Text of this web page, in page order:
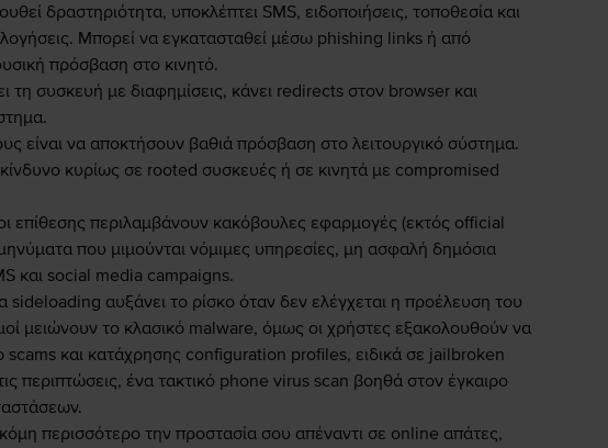
δραστηριότητα, υποκλέπτει SMS, ειδοποιήσεις, τοποθεσία και
Μπορεί να εγκατασταθεί μέσω phishing links ή από
πρόσβαση στο κινητό.
τη συσκευή με διαφημίσεις, κάνει redirects στον browser και
είναι να αποκτήσουν βαθιά πρόσβαση στο λειτουργικό σύστημα.
κυρίως σε rooted συσκευές ή σε κινητά με compromised
επίθεσης περιλαμβάνουν κακόβουλες εφαρμογές (εκτός official
που μιμούνται νόμιμες υπηρεσίες, μη ασφαλή δημόσια
και social media campaigns.
αυξάνει το ρίσκο όταν δεν ελέγχεται η προέλευση του
μειώνουν το κλασικό malware, όμως οι χρήστες εξακολουθούν να
scams και κατάχρησης configuration profiles, ειδικά σε jailbroken
περιπτώσεις, ένα τακτικό phone virus scan βοηθά στον έγκαιρο
περισσότερο την προστασία σου απέναντι σε online απάτες,